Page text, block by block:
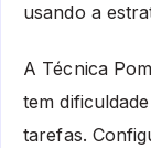
usando a
A Técnica
tem
tarefas.